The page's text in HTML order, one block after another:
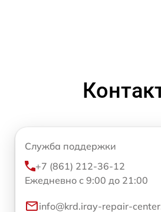
Служба поддержки
+7 (861) 212-36-12
Ежедневно с 9:00 до 21:00
info@krd.iray-repair-